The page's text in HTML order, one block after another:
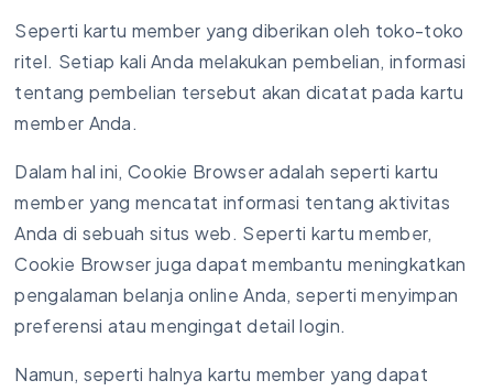
Seperti kartu member yang diberikan oleh toko-toko
ritel. Setiap kali Anda melakukan pembelian, informasi
tentang pembelian tersebut akan dicatat pada kartu
member Anda.
Dalam hal ini, Cookie Browser adalah seperti kartu
member yang mencatat informasi tentang aktivitas
Anda di sebuah situs web. Seperti kartu member,
Cookie Browser juga dapat membantu meningkatkan
pengalaman belanja online Anda, seperti menyimpan
preferensi atau mengingat detail login.
Namun, seperti halnya kartu member yang dapat